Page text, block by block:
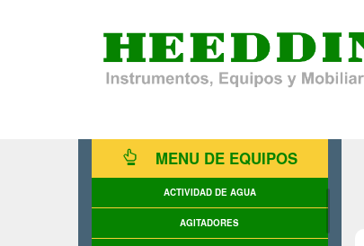
MENU DE EQUIPOS
ACTIVIDAD DE AGUA
AGITADORES